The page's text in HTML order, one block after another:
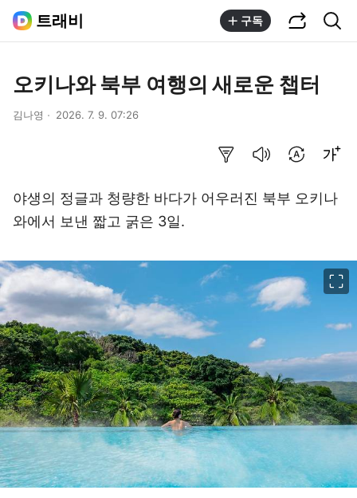
트래비 구독
오키나와 북부 여행의 새로운 챕터
김나영 2026. 7. 9. 07:26
야생의 정글과 청량한 바다가 어우러진 북부 오키나
와에서 보낸 짧고 굵은 3일.